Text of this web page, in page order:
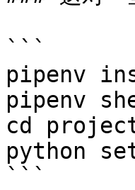
```
pipenv
pipenv
cd
python
```